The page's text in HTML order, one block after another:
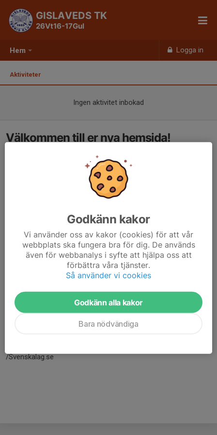
Hem Logga in
GISLAVEDS TK
26Vt16-17Gul
Aktiviteter
Ingen aktivitet inbokad
Välkommen till er nya hemsida!
Här hamnar automatiskt de senaste nyheterna på hemsidan. För
att kunna börja administrera hemsidan loggar du in högst upp till
/Svenskalag.se
Godkänn kakor
Vi använder oss av kakor (cookies) för att vår
webbplats ska fungera bra för dig. De används
även för webbanalys i syfte att hjälpa oss att
förbättra våra tjänster.
Så använder vi cookies
Godkänn alla kakor
Bara nödvändiga